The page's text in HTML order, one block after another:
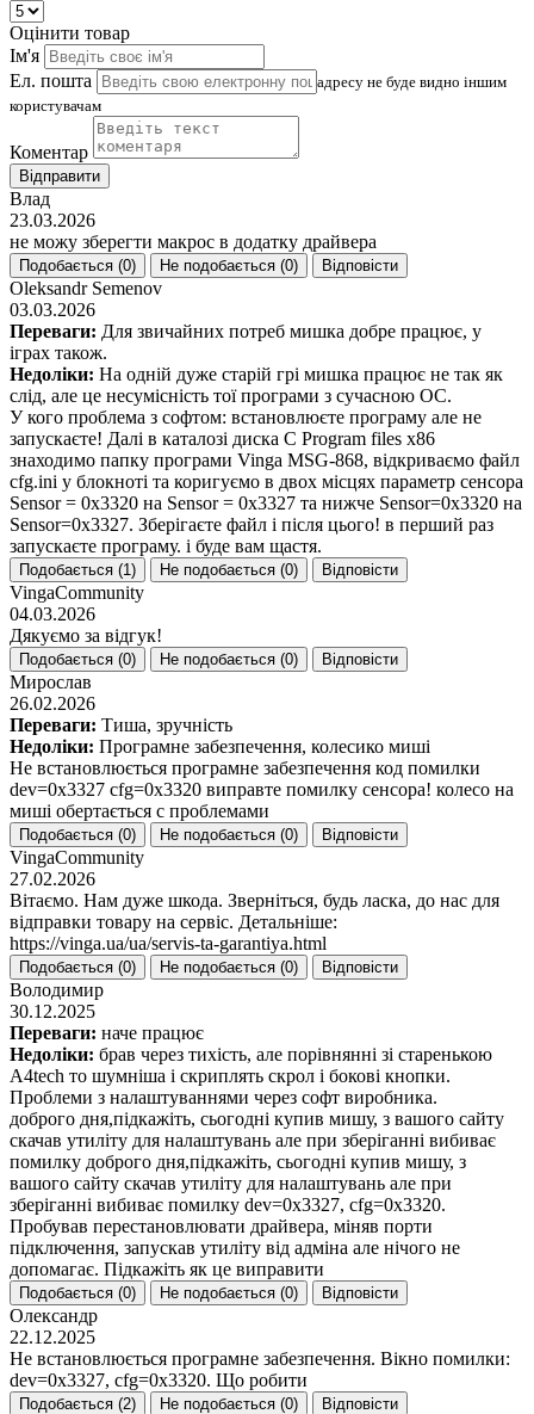
Оцінити товар
Ім'я
Ел. пошта
адресу не буде видно іншим
користувачам
Коментар
Відправити
Влад
23.03.2026
не можу зберегти макрос в додатку драйвера
Подобається (0) Не подобається (0) Відповісти
Oleksandr Semenov
03.03.2026
Переваги: Для звичайних потреб мишка добре працює, у
іграх також.
Недоліки: На одній дуже старій грі мишка працює не так як
слід, але це несумісність тої програми з сучасною ОС.
У кого проблема з софтом: встановлюєте програму але не
запускаєте! Далі в каталозі диска С Program files x86
знаходимо папку програми Vinga MSG-868, відкриваємо файл
cfg.ini у блокноті та коригуємо в двох місцях параметр сенсора
Sensor = 0x3320 на Sensor = 0x3327 та нижче Sensor=0x3320 на
Sensor=0x3327. Зберігаєте файл і після цього! в перший раз
запускаєте програму. і буде вам щастя.
Подобається (1 ) Не подобається (0) Відповісти
VingaCommunity
04.03.2026
Дякуємо за відгук!
Подобається (0) Не подобається (0) Відповісти
Мирослав
26.02.2026
Переваги: Тиша, зручність
Недоліки: Програмне забезпечення, колесико миші
Не встановлюється програмне забезпечення код помилки
dev=0x3327 cfg=0x3320 виправте помилку сенсора! колесо на
миші обертається с проблемами
Подобається (0) Не подобається (0) Відповісти
VingaCommunity
27.02.2026
Вітаємо. Нам дуже шкода. Зверніться, будь ласка, до нас для
відправки товару на сервіс. Детальніше:
https://vinga.ua/ua/servis-ta-garantiya.html
Подобається (0) Не подобається (0) Відповісти
Володимир
30.12.2025
Переваги: наче працює
Недоліки: брав через тихість, але порівнянні зі старенькою
A4tech то шумніша і скриплять скрол і бокові кнопки.
Проблеми з налаштуваннями через софт виробника.
доброго дня,підкажіть, сьогодні купив мишу, з вашого сайту
скачав утиліту для налаштувань але при зберіганні вибиває
помилку доброго дня,підкажіть, сьогодні купив мишу, з
вашого сайту скачав утиліту для налаштувань але при
зберіганні вибиває помилку dev=0x3327, cfg=0x3320.
Пробував перестановлювати драйвера, міняв порти
підключення, запускав утиліту від адміна але нічого не
допомагає. Підкажіть як це виправити
Подобається (0) Не подобається (0) Відповісти
Олександр
22.12.2025
Не встановлюється програмне забезпечення. Вікно помилки:
dev=0x3327, cfg=0x3320. Що робити
Подобається (2) Не подобається (0) Відповісти